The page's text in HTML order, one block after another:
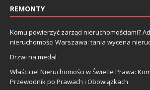
REMONTY
Komu powierzyć zarząd nieruchomościami?
nieruchomości Warszawa: tania wycena
Drzwi na medal
Właściciel Nieruchomości w Świetle Prawa:
Przewodnik po Prawach i Obowiązkach